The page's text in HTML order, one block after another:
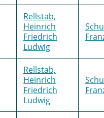
Rellstab,
Heinrich
Friedrich
Ludwig
Rellstab,
Heinrich
Friedrich
Ludwig